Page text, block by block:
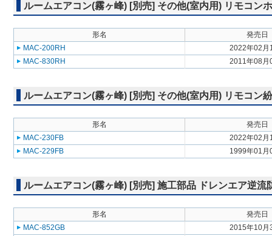
ルームエアコン(霧ヶ峰) [別売] その他(室内用) リモコン
形名
発売日
MAC-200RH
2022年02月
MAC-830RH
2011年08月
ルームエアコン(霧ヶ峰) [別売] その他(室内用) リモコン
形名
発売日
MAC-230FB
2022年02月
MAC-229FB
1999年01月
ルームエアコン(霧ヶ峰) [別売] 施工部品 ドレンエア逆流
形名
発売日
MAC-852GB
2015年10月